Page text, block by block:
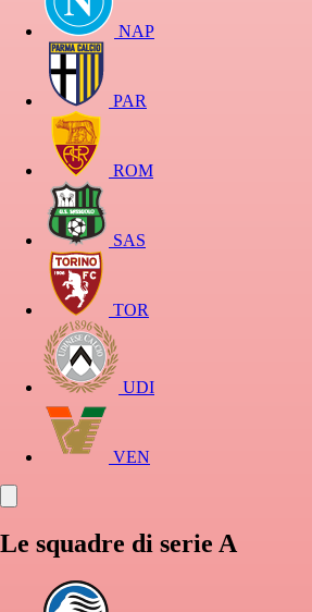
NAP
PAR
ROM
SAS
TOR
UDI
VEN
Le squadre di serie A